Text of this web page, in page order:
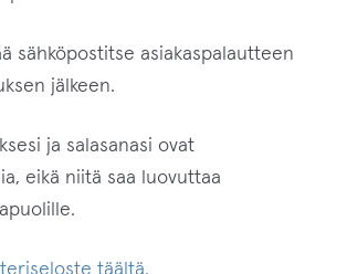
sähköpostitse asiakaspalautteen
jälkeen.
ja salasanasi ovat
eikä niitä saa luovuttaa